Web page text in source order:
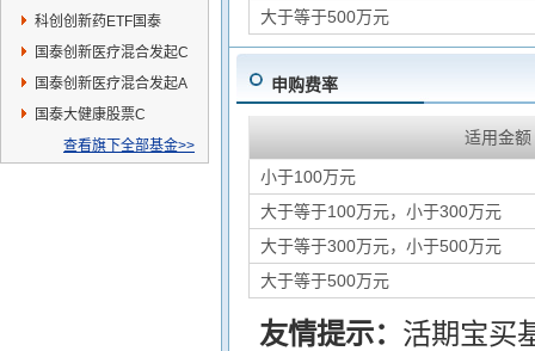
科创创新药ETF国泰
国泰创新医疗混合发起C
国泰创新医疗混合发起A
国泰大健康股票C
查看旗下全部基金>>
大于等于500万元
申购费率
适用金额
小于100万元
大于等于100万元，小于300万元
大于等于300万元，小于500万元
大于等于500万元
友情提示： 活期宝买